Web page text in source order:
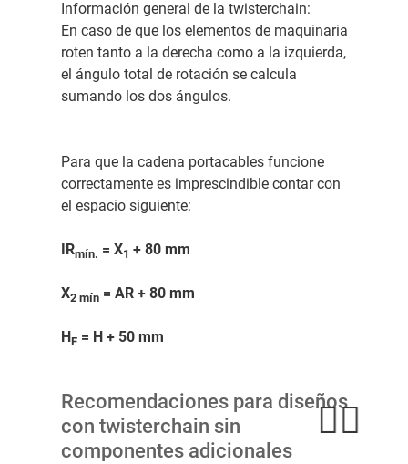
Información general de la twisterchain:
En caso de que los elementos de maquinaria
roten tanto a la derecha como a la izquierda,
el ángulo total de rotación se calcula
sumando los dos ángulos.
Para que la cadena portacables funcione
correctamente es imprescindible contar con
el espacio siguiente:
IRmín. = X1 + 80 mm
X2 mín= AR + 80 mm
HF= H + 50 mm
Recomendaciones para diseños
con twisterchain sin
componentes adicionales